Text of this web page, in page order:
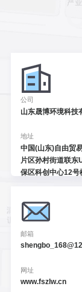
公司
山东晟博环境科技
地址
中国(山东)自由贸
片区孙村街道联东
保区科创中心12号
邮箱
网址
www.fszlw.cn